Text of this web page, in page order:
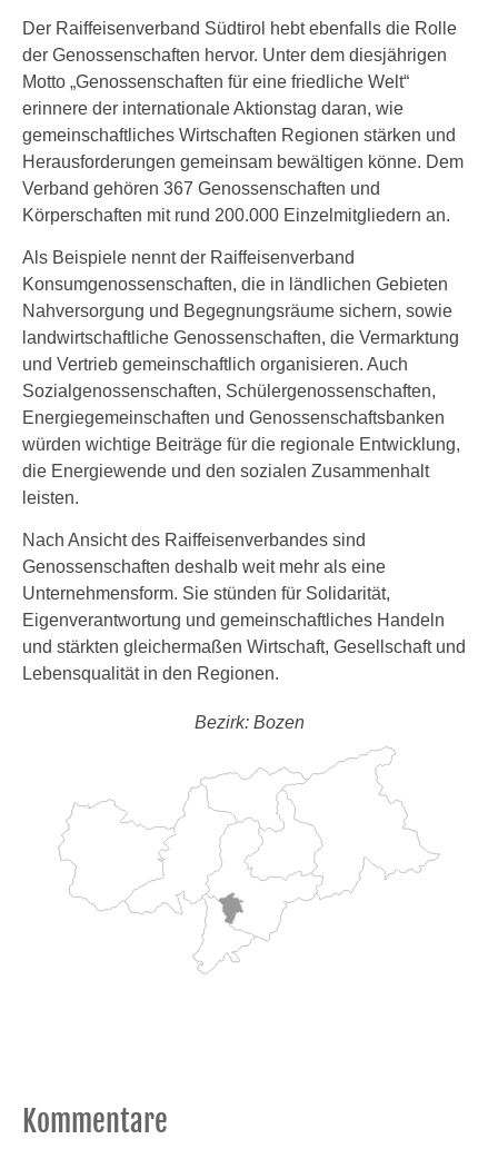
Der Raiffeisenverband Südtirol hebt ebenfalls die Rolle
der Genossenschaften hervor. Unter dem diesjährigen
Motto „Genossenschaften für eine friedliche Welt“
erinnere der internationale Aktionstag daran, wie
gemeinschaftliches Wirtschaften Regionen stärken und
Herausforderungen gemeinsam bewältigen könne. Dem
Verband gehören 367 Genossenschaften und
Körperschaften mit rund 200.000 Einzelmitgliedern an.
Als Beispiele nennt der Raiffeisenverband
Konsumgenossenschaften, die in ländlichen Gebieten
Nahversorgung und Begegnungsräume sichern, sowie
landwirtschaftliche Genossenschaften, die Vermarktung
und Vertrieb gemeinschaftlich organisieren. Auch
Sozialgenossenschaften, Schülergenossenschaften,
Energiegemeinschaften und Genossenschaftsbanken
würden wichtige Beiträge für die regionale Entwicklung,
die Energiewende und den sozialen Zusammenhalt
leisten.
Nach Ansicht des Raiffeisenverbandes sind
Genossenschaften deshalb weit mehr als eine
Unternehmensform. Sie stünden für Solidarität,
Eigenverantwortung und gemeinschaftliches Handeln
und stärkten gleichermaßen Wirtschaft, Gesellschaft und
Lebensqualität in den Regionen.
Bezirk: Bozen
Kommentare